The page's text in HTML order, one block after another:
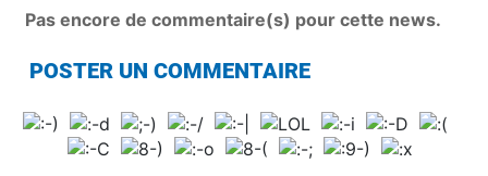
Pas encore de commentaire(s) pour cette news.
POSTER UN COMMENTAIRE